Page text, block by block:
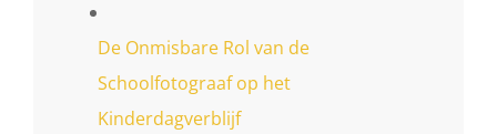
De Onmisbare Rol van de
Schoolfotograaf op het
Kinderdagverblijf